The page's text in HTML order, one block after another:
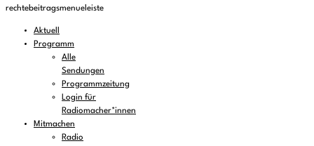
rechtebeitragsmenueleiste
Aktuell
Programm
Alle
Sendungen
Programmzeitung
Login für
Radiomacher*innen
Mitmachen
Radio